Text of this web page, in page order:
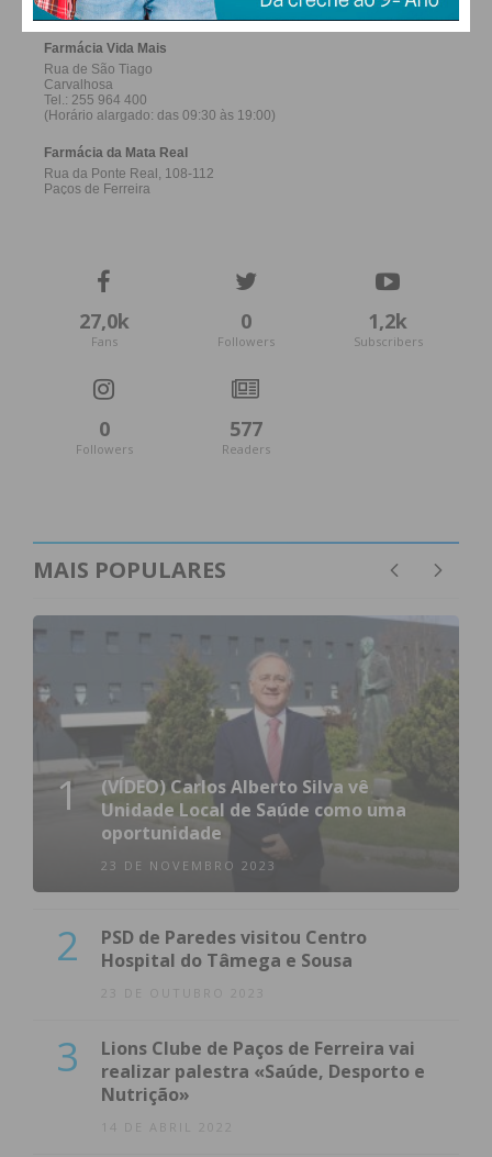
27,0k
Fans
0
Followers
1,2k
Subscribers
0
Followers
577
Readers
MAIS POPULARES
1
(VÍDEO) Carlos Alberto Silva vê
Unidade Local de Saúde como uma
oportunidade
23 DE NOVEMBRO 2023
2
PSD de Paredes visitou Centro
Hospital do Tâmega e Sousa
23 DE OUTUBRO 2023
3
Lions Clube de Paços de Ferreira vai
realizar palestra «Saúde, Desporto e
Nutrição»
14 DE ABRIL 2022